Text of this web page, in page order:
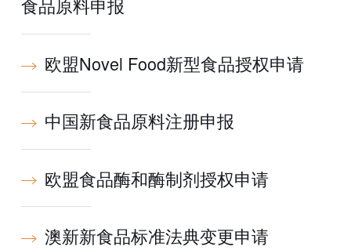
食品原料申报
欧盟Novel Food新型食品授权申请
中国新食品原料注册申报
欧盟食品酶和酶制剂授权申请
澳新新食品标准法典变更申请